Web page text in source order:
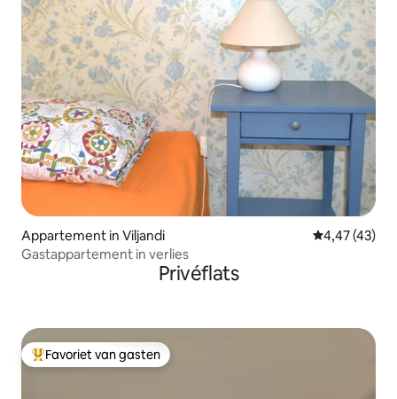
Appartement in Viljandi Gemiddelde
4,47 (43)
Gastappartement in verlies
Privéflats
Topfavoriet van gasten
Favoriet van gasten